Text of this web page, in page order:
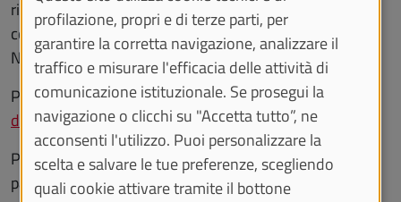
ricercatore, personale tecnico-amministrativo e
componente studentesca.
Non sono previsti costi di iscrizione.
Per partecipare è necessario compilare ilmodulo
dedicatoentro venerdì 5 settembre 2025
Per maggiori informazioni è possibile consultare la
pagina:
profilazione, propri e di terze parti, per
garantire la corretta navigazione, analizzare il
traffico e misurare l'efficacia delle attività di
comunicazione istituzionale. Se prosegui la
navigazione o clicchi su "Accetta tutto”, ne
acconsenti l'utilizzo. Puoi personalizzare la
scelta e salvare le tue preferenze, scegliendo
quali cookie attivare tramite il bottone